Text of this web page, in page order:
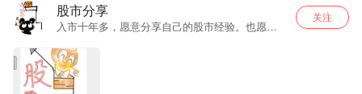
股市分享
入市十年多，愿意分享自己的股市经验。也愿意
关注